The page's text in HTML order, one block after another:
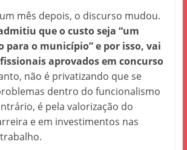
mês depois, o discurso mudou.
que o custo seja “um
para o município” e por isso, vai
aprovados em concurso
não é privatizando que se
dentro do funcionalismo
é pela valorização do
e em investimentos nas